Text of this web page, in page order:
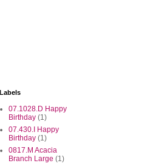
Labels
07.1028.D Happy
Birthday (1)
07.430.I Happy
Birthday (1)
0817.M Acacia
Branch Large (1)